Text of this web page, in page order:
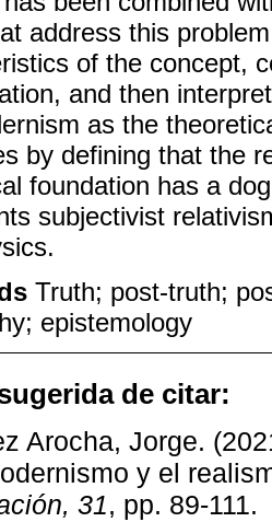
address this
of the concept,
and then
as the
by defining that the
foundation has a
subjectivist
Truth; post-truth;
epistemology
de citar:
Arocha, Jorge.
y el
31, pp. 89-111.